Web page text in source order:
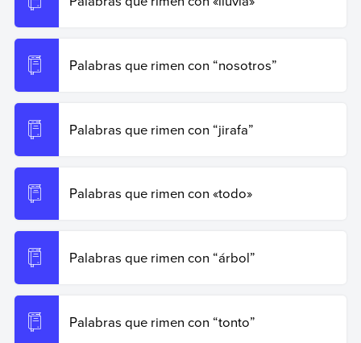
Palabras que rimen con “nosotros”
Palabras que rimen con “jirafa”
Palabras que rimen con «todo»
Palabras que rimen con “árbol”
Palabras que rimen con “tonto”